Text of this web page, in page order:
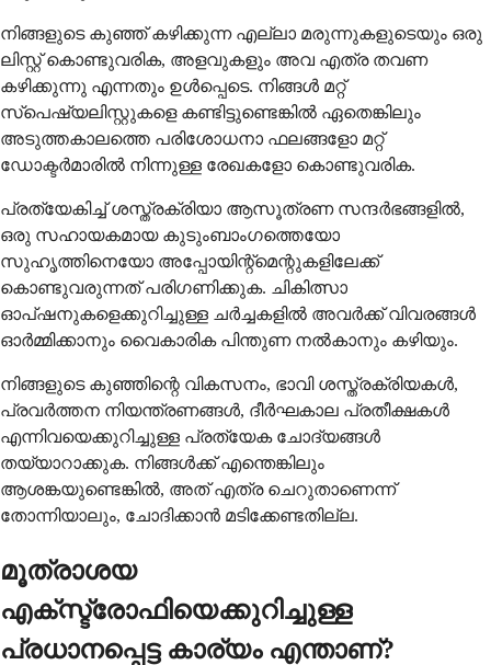
നിങ്ങളുടെ കുഞ്ഞ് കഴിക്കുന്ന എല്ലാ മരുന്നുകളുടെയും ഒരു
ലിസ്റ്റ് കൊണ്ടുവരിക, അളവുകളും അവ എത്ര തവണ
കഴിക്കുന്നു എന്നതും ഉൾപ്പെടെ. നിങ്ങൾ മറ്റ്
സ്പെഷ്യലിസ്റ്റുകളെ കണ്ടിട്ടുണ്ടെങ്കിൽ ഏതെങ്കിലും
അടുത്തകാലത്തെ പരിശോധനാ ഫലങ്ങളോ മറ്റ്
ഡോക്ടർമാരിൽ നിന്നുള്ള രേഖകളോ കൊണ്ടുവരിക.
പ്രത്യേകിച്ച് ശസ്ത്രക്രിയാ ആസൂത്രണ സന്ദർഭങ്ങളിൽ,
ഒരു സഹായകമായ കുടുംബാംഗത്തെയോ
സുഹൃത്തിനെയോ അപ്പോയിന്റ്മെന്റുകളിലേക്ക്
കൊണ്ടുവരുന്നത് പരിഗണിക്കുക. ചികിത്സാ
ഓപ്ഷനുകളെക്കുറിച്ചുള്ള ചർച്ചകളിൽ അവർക്ക് വിവരങ്ങൾ
ഓർമ്മിക്കാനും വൈകാരിക പിന്തുണ നൽകാനും കഴിയും.
നിങ്ങളുടെ കുഞ്ഞിന്റെ വികസനം, ഭാവി ശസ്ത്രക്രിയകൾ,
പ്രവർത്തന നിയന്ത്രണങ്ങൾ, ദീർഘകാല പ്രതീക്ഷകൾ
എന്നിവയെക്കുറിച്ചുള്ള പ്രത്യേക ചോദ്യങ്ങൾ
തയ്യാറാക്കുക. നിങ്ങൾക്ക് എന്തെങ്കിലും
ആശങ്കയുണ്ടെങ്കിൽ, അത് എത്ര ചെറുതാണെന്ന്
തോന്നിയാലും, ചോദിക്കാൻ മടിക്കേണ്ടതില്ല.
മൂത്രാശയ
എക്സ്ട്രോഫിയെക്കുറിച്ചുള്ള
പ്രധാനപ്പെട്ട കാര്യം എന്താണ്?